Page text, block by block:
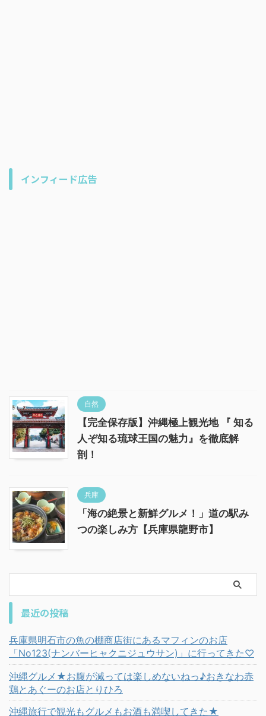
インフィード広告
自然
【完全保存版】沖縄極上観光地 『 知る
人ぞ知る琉球王国の魅力』を徹底解
剖！
兵庫
「海の絶景と新鮮グルメ！」道の駅み
つの楽しみ方【兵庫県龍野市】
最近の投稿
兵庫県明石市の魚の棚商店街にあるマフィンのお店
「No123(ナンバーヒャクニジュウサン)」に行ってきた♡
沖縄グルメ★お腹が減っては楽しめないねっ♪おきなわ赤
鶏とあぐーのお店とりひろ
沖縄旅行で観光もグルメもお酒も満喫してきた★